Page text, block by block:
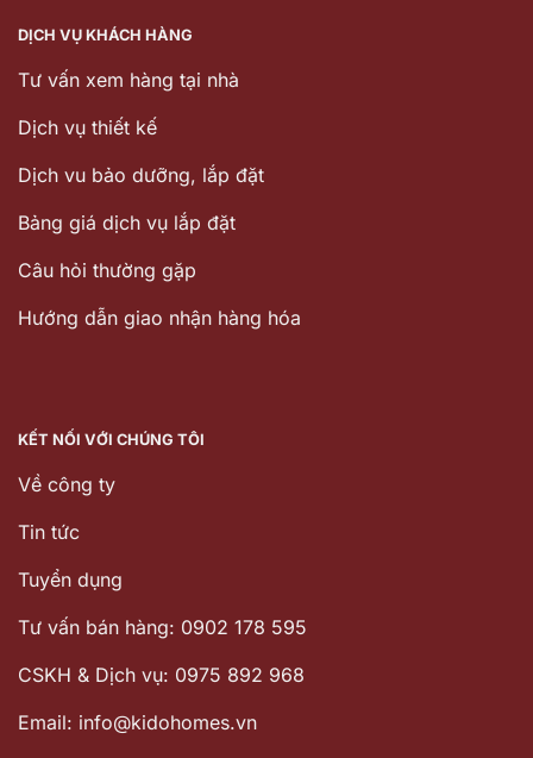
DỊCH VỤ KHÁCH HÀNG
Tư vấn xem hàng tại nhà
Dịch vụ thiết kế
Dịch vu bảo dưỡng, lắp đặt
Bảng giá dịch vụ lắp đặt
Câu hỏi thường gặp
Hướng dẫn giao nhận hàng hóa
KẾT NỐI VỚI CHÚNG TÔI
Về công ty
Tin tức
Tuyển dụng
Tư vấn bán hàng: 0902 178 595
CSKH & Dịch vụ: 0975 892 968
Email: info@kidohomes.vn